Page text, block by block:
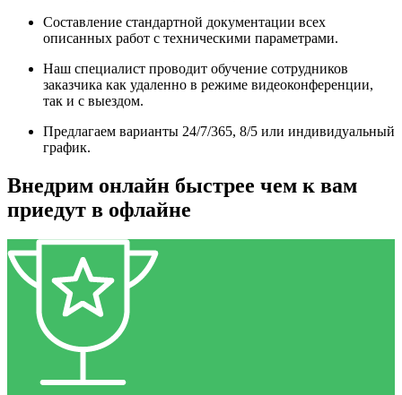
Составление стандартной документации всех
описанных работ с техническими параметрами.
Наш специалист проводит обучение сотрудников
заказчика как удаленно в режиме видеоконференции,
так и с выездом.
Предлагаем варианты 24/7/365, 8/5 или индивидуальный
график.
Внедрим онлайн быстрее чем к вам
приедут в офлайне